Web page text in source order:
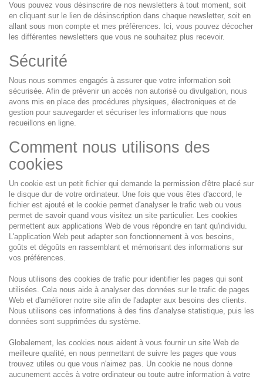
Vous pouvez vous désinscrire de nos newsletters à tout moment, soit
en cliquant sur le lien de désinscription dans chaque newsletter, soit en
allant sous mon compte et mes préférences. Ici, vous pouvez décocher
les différentes newsletters que vous ne souhaitez plus recevoir.
Sécurité
Nous nous sommes engagés à assurer que votre information soit
sécurisée. Afin de prévenir un accès non autorisé ou divulgation, nous
avons mis en place des procédures physiques, électroniques et de
gestion pour sauvegarder et sécuriser les informations que nous
recueillons en ligne.
Comment nous utilisons des
cookies
Un cookie est un petit fichier qui demande la permission d'être placé sur
le disque dur de votre ordinateur. Une fois que vous êtes d'accord, le
fichier est ajouté et le cookie permet d'analyser le trafic web ou vous
permet de savoir quand vous visitez un site particulier. Les cookies
permettent aux applications Web de vous répondre en tant qu'individu.
L'application Web peut adapter son fonctionnement à vos besoins,
goûts et dégoûts en rassemblant et mémorisant des informations sur
vos préférences.
Nous utilisons des cookies de trafic pour identifier les pages qui sont
utilisées. Cela nous aide à analyser des données sur le trafic de pages
Web et d'améliorer notre site afin de l'adapter aux besoins des clients.
Nous utilisons ces informations à des fins d'analyse statistique, puis les
données sont supprimées du système.
Globalement, les cookies nous aident à vous fournir un site Web de
meilleure qualité, en nous permettant de suivre les pages que vous
trouvez utiles ou que vous n'aimez pas. Un cookie ne nous donne
aucunement accès à votre ordinateur ou toute autre information à votre